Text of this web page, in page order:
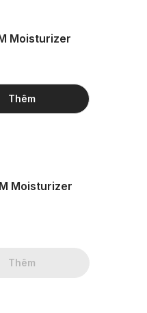
Moisturizer
Thêm
Moisturizer
Thêm